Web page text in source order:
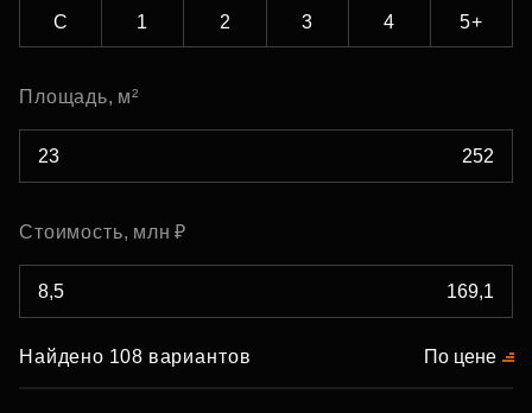
С 1 2 3 4 5+
Площадь, м²
Стоимость, млн ₽
Найдено 108 вариантов По цене